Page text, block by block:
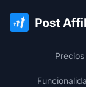
Precios